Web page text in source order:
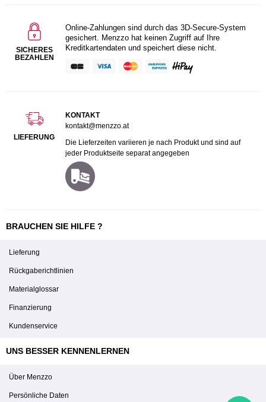
SICHERES
BEZAHLEN
Online-Zahlungen sind durch das 3D-Secure-System
gesichert. Menzzo hat keinen Zugriff auf Ihre
Kreditkartendaten und speichert diese nicht.
LIEFERUNG
KONTAKT
kontakt@menzzo.at
Die Lieferzeiten variieren je nach Produkt und sind auf
jeder Produktseite separat angegeben
BRAUCHEN SIE HILFE ?
Lieferung
Rückgaberichtlinien
Materialglossar
Finanzierung
Kundenservice
UNS BESSER KENNENLERNEN
Über Menzzo
Persönliche Daten